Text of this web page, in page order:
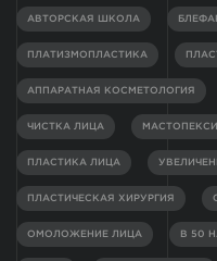
АВТОРСКАЯ ШКОЛА
ПЛАТИЗМОПЛАСТИКА
АППАРАТНАЯ КОСМЕТОЛОГИЯ
ЧИСТКА ЛИЦА
ПЛАСТИКА ЛИЦА
ПЛАСТИЧЕСКАЯ ХИРУРГИЯ
ОМОЛОЖЕНИЕ ЛИЦА В 50